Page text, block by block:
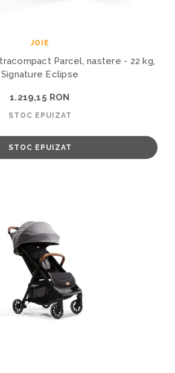
JOIE
Parcel, nastere - 22 kg,
Signature Eclipse
1.219,15 RON
STOC EPUIZAT
STOC EPUIZAT